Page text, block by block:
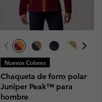
Nuevos Colores
Chaqueta de forro polar
Juniper Peak™ para
hombre